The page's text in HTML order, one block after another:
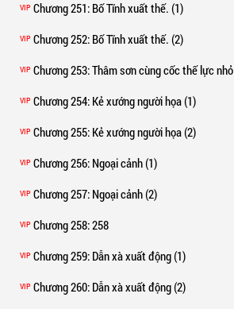
VIP Chương 251: Bố Tĩnh xuất thế. (1)
VIP Chương 252: Bố Tĩnh xuất thế. (2)
VIP Chương 253: Thâm sơn cùng cốc thế lực nhỏ
VIP Chương 254: Kẻ xướng người họa (1)
VIP Chương 255: Kẻ xướng người họa (2)
VIP Chương 256: Ngoại cảnh (1)
VIP Chương 257: Ngoại cảnh (2)
VIP Chương 258: 258
VIP Chương 259: Dẫn xà xuất động (1)
VIP Chương 260: Dẫn xà xuất động (2)